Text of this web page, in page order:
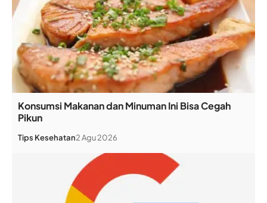
Konsumsi Makanan dan Minuman Ini Bisa Cegah
Pikun
Tips Kesehatan2 Agu 2026